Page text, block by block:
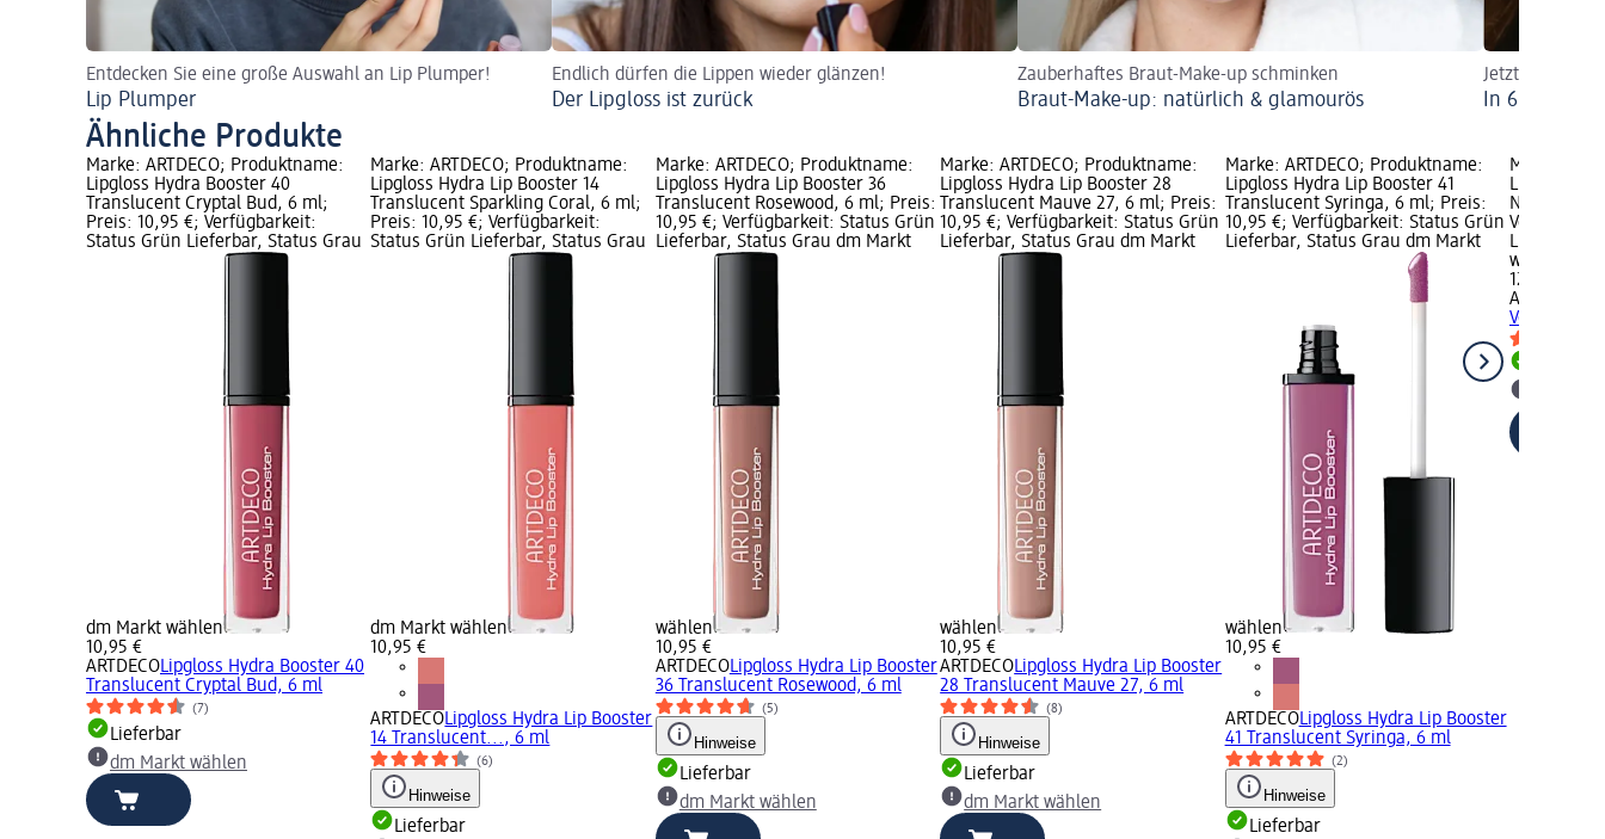
Entdecken Sie eine große Auswahl an Lip Plumper!
Lip Plumper
Endlich dürfen die Lippen wieder glänzen!
Der Lipgloss ist zurück
Zauberhaftes Braut-Make-up schminken
Braut-Make-up: natürlich & glamourös
Jetzt
In 6
Ähnliche Produkte
Marke: ARTDECO; Produktname:
Lipgloss Hydra Booster 40
Translucent Cryptal Bud, 6 ml;
Preis: 10,95 €; Verfügbarkeit:
Status Grün Lieferbar, Status Grau
dm Markt wählen
10,95 €
ARTDECOLipgloss Hydra Booster 40
Translucent Cryptal Bud, 6 ml
(7)
Lieferbar
dm Markt wählen
Marke: ARTDECO; Produktname:
Lipgloss Hydra Lip Booster 14
Translucent Sparkling Coral, 6 ml;
Preis: 10,95 €; Verfügbarkeit:
Status Grün Lieferbar, Status Grau
dm Markt wählen
10,95 €
ARTDECOLipgloss Hydra Lip Booster
14 Translucent..., 6 ml
(6)
Hinweise
Lieferbar
Marke: ARTDECO; Produktname:
Lipgloss Hydra Lip Booster 36
Translucent Rosewood, 6 ml; Preis:
10,95 €; Verfügbarkeit: Status Grün
Lieferbar, Status Grau dm Markt
wählen
10,95 €
ARTDECOLipgloss Hydra Lip Booster
36 Translucent Rosewood, 6 ml
(5)
Hinweise
Lieferbar
dm Markt wählen
Marke: ARTDECO; Produktname:
Lipgloss Hydra Lip Booster 28
Translucent Mauve 27, 6 ml; Preis:
10,95 €; Verfügbarkeit: Status Grün
Lieferbar, Status Grau dm Markt
wählen
10,95 €
ARTDECOLipgloss Hydra Lip Booster
28 Translucent Mauve 27, 6 ml
(8)
Hinweise
Lieferbar
dm Markt wählen
Marke: ARTDECO; Produktname:
Lipgloss Hydra Lip Booster 41
Translucent Syringa, 6 ml; Preis:
10,95 €; Verfügbarkeit: Status Grün
Lieferbar, Status Grau dm Markt
wählen
10,95 €
ARTDECOLipgloss Hydra Lip Booster
41 Translucent Syringa, 6 ml
(2)
Hinweise
Lieferbar
Marke:
Lipgloss
Nude, 6
Lieferbar,
wählen
12,95 €
ARTDECO
Volumizer